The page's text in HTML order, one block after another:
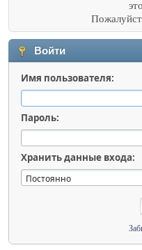
Войти
Имя пользователя:
Пароль:
Хранить данные входа: